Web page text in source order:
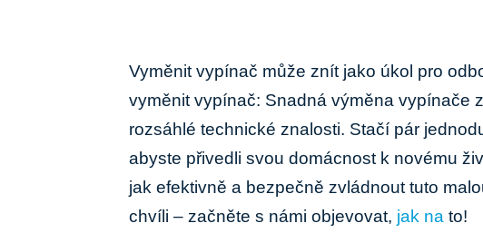
Vyměnit vypínač může znít jako úkol pro
vyměnit vypínač: Snadná výměna vypínače
rozsáhlé technické znalosti. Stačí pár
abyste přivedli svou domácnost k novému
jak efektivně a bezpečně zvládnout tuto
chvíli – začněte s námi objevovat, jak na to!